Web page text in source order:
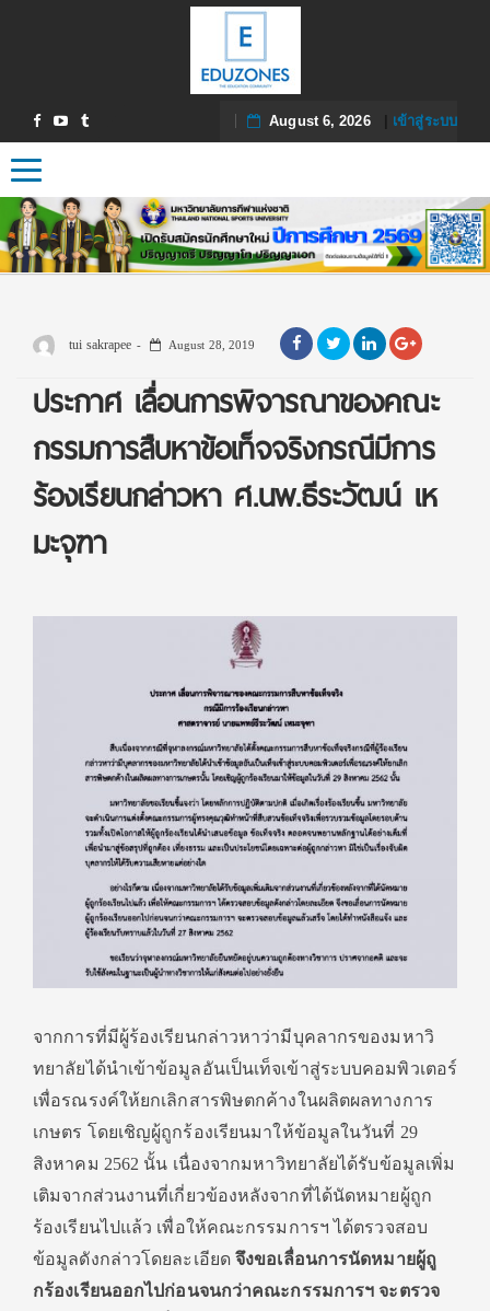
August 6, 2026| เข้าสู่ระบบ
Toggle navigation
tui sakrapee August 28, 2019
ประกาศ เลื่อนการพิจารณาของคณะ
กรรมการสืบหาข้อเท็จจริงกรณีมีการ
ร้องเรียนกล่าวหา ศ.นพ.ธีระวัฒน์ เห
มะจุฑา
จากการที่มีผู้ร้องเรียนกล่าวหาว่ามีบุคลากรของมหาวิ
ทยาลัยได้นำเข้าข้อมูลอันเป็นเท็จเข้าสู่ระบบคอมพิวเตอร์
เพื่อรณรงค์ให้ยกเลิกสารพิษตกค้างในผลิตผลทางการ
เกษตร โดยเชิญผู้ถูกร้องเรียนมาให้ข้อมูลในวันที่ 29
สิงหาคม 2562 นั้น เนื่องจากมหาวิทยาลัยได้รับข้อมูลเพิ่ม
เติมจากส่วนงานที่เกี่ยวข้องหลังจากที่ได้นัดหมายผู้ถูก
ร้องเรียนไปแล้ว เพื่อให้คณะกรรมการฯ ได้ตรวจสอบ
ข้อมูลดังกล่าวโดยละเอียดจึงขอเลื่อนการนัดหมายผู้ถู
กร้องเรียนออกไปก่อนจนกว่าคณะกรรมการฯ จะตรวจ